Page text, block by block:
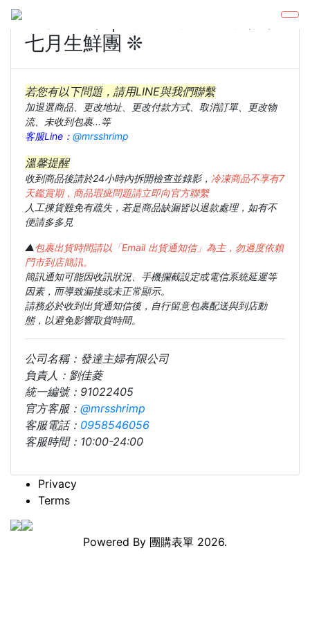
七月生鮮團 ❊
若您有以下問題，請用LINE與我們聯繫
加退選商品、更改地址、更改付款方式、取消訂單、更改物
流、未收到包裹...等
客服Line： @mrsshrimp
溫馨提醒
收到商品後請於24小時內拆開檢查並錄影， 冷凍商品不享有7
天鑑賞期，商品瑕疵問題請立即向官方聯繫
人工揀貨難免有疏失，若是商品缺漏皆以退款處理，如有不
便請多多見
▲包裹出貨時間請以「Email 出貨通知信」為主，勿過度依賴
門市到店簡訊。
簡訊通知可能因收訊狀況、手機攔截設定或電信系統延遲等
因素，而導致漏接或未正常顯示。
請務必於收到出貨通知信後，自行留意包裹配送與到店動
態，以避免影響取貨時間。
公司名稱：發達主婦有限公司
負責人：劉佳菱
統一編號：91022405
官方客服： @mrsshrimp
客服電話： 0958546056
客服時間：10:00-24:00
Privacy
Terms
Powered By 團購表單 2026.